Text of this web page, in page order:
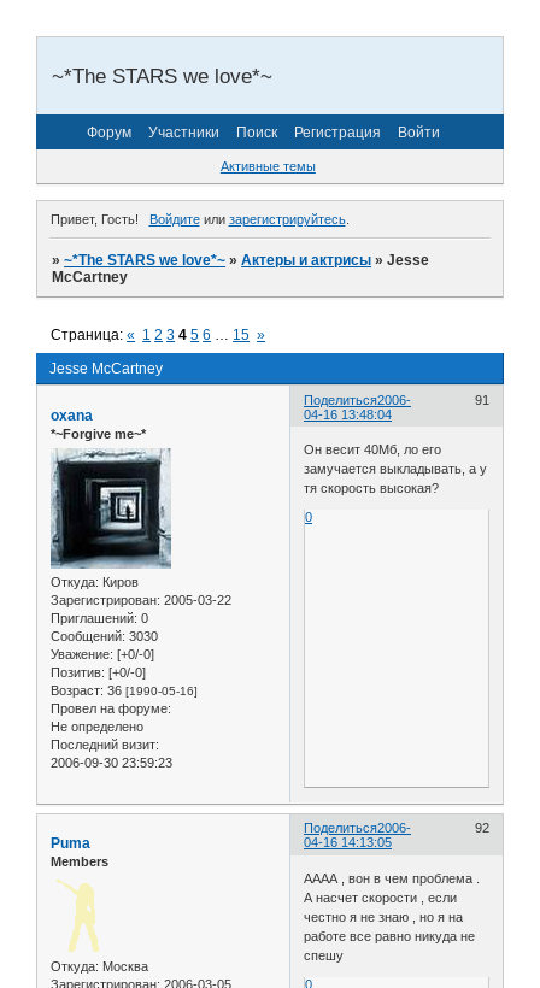
~*The STARS we love*~
Форум Участники Поиск Регистрация Войти
Активные темы
Привет, Гость! Войдитеили зарегистрируйтесь.
»~*The STARS we love*~ »Актеры и актрисы »Jesse
McCartney
Jesse McCartney
Страница:« 1 2 3 4 5 6 … 15 »
Поделиться 91
2006-
04-16 13:48:04
oxana
*~Forgive me~*
Откуда: Киров
Зарегистрирован: 2005-03-22
Приглашений: 0
Сообщений: 3030
Уважение: [+0/-0]
Позитив: [+0/-0]
Возраст: 36 [1990-05-16]
Провел на форуме:
Не определено
Последний визит:
2006-09-30 23:59:23
Он весит 40Мб, ло его
замучается выкладывать, а у
тя скорость высокая?
0
Поделиться 92
2006-
04-16 14:13:05
Puma
Members
Откуда: Москва
Зарегистрирован: 2006-03-05
АААА , вон в чем проблема .
А насчет скорости , если
честно я не знаю , но я на
работе все равно никуда не
спешу
0